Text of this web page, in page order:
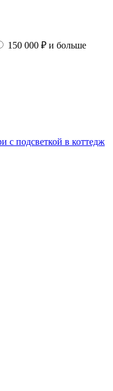
150 000 ₽ и больше
с подсветкой в коттедж